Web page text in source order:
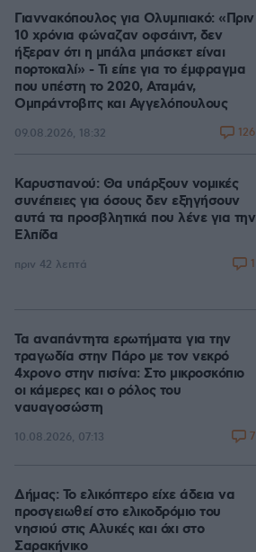
Γιαννακόπουλος για Ολυμπιακό: «Πριν
10 χρόνια φώναζαν οφσάιντ, δεν
ήξεραν ότι η μπάλα μπάσκετ είναι
πορτοκαλί» - Τι είπε για το έμφραγμα
που υπέστη το 2020, Αταμάν,
Ομπράντοβιτς και Αγγελόπουλους
09.08.2026, 18:32 126
Καρυστιανού: Θα υπάρξουν νομικές
συνέπειες για όσους δεν εξηγήσουν
αυτά τα προσβλητικά που λένε για την
Ελπίδα
πριν 42 λεπτά 1
Τα αναπάντητα ερωτήματα για την
τραγωδία στην Πάρο με τον νεκρό
4χρονο στην πισίνα: Στο μικροσκόπιο
οι κάμερες και ο ρόλος του
ναυαγοσώστη
10.08.2026, 07:13 7
Δήμας: Το ελικόπτερο είχε άδεια να
προσγειωθεί στο ελικοδρόμιο του
νησιού στις Αλυκές και όχι στο
Σαρακήνικο